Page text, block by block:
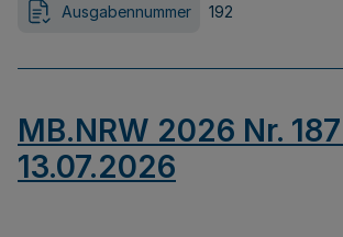
Ausgabennummer 192
MB.NRW 2026 Nr.
13.07.2026